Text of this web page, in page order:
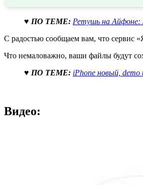
♥ ПО ТЕМЕ: Ретушь на Айфоне:
С радостью сообщаем вам, что сервис
Что немаловажно, ваши файлы будут
♥ ПО ТЕМЕ: iPhone новый, demo
Видео: